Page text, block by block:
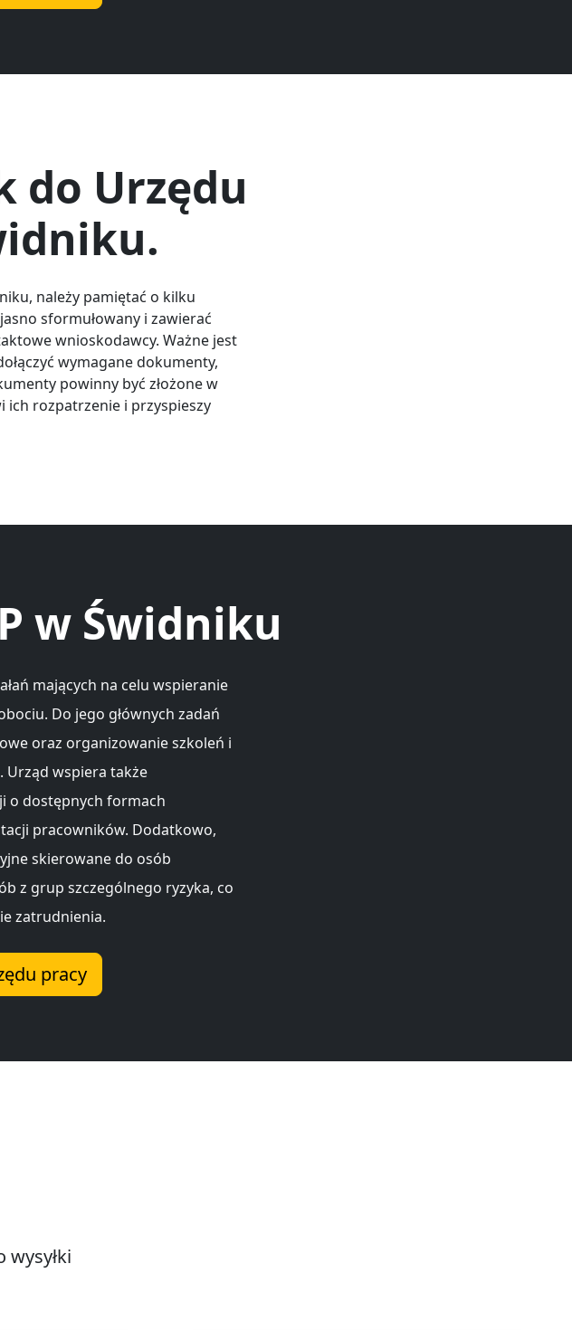
do Urzędu
należy pamiętać o kilku
sformułowany i zawierać
wnioskodawcy. Ważne jest
wymagane dokumenty,
powinny być złożone w
ich rozpatrzenie i przyspieszy
w Świdniku
mających na celu wspieranie
Do jego głównych zadań
oraz organizowanie szkoleń i
Urząd wspiera także
o dostępnych formach
pracowników. Dodatkowo,
skierowane do osób
z grup szczególnego ryzyka, co
zatrudnienia.
pracy